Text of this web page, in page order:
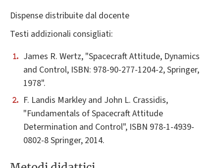
Dispense distribuite dal docente
Testi addizionali consigliati:
James R. Wertz, "Spacecraft Attitude, Dynamics
and Control, ISBN: 978-90-277-1204-2, Springer,
1978".
F. Landis Markley and John L. Crassidis,
"Fundamentals of Spacecraft Attitude
Determination and Control", ISBN 978-1-4939-
0802-8 Springer, 2014.